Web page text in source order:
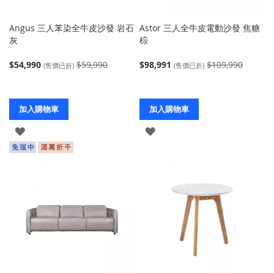
Angus 三人苯染全牛皮沙發 岩石
灰
$54,990 (售價已折) $59,990
加入購物車
登
入
Astor 三人全牛皮電動沙發 焦糖
棕
$98,991 (售價已折) $109,990
加入購物車
登